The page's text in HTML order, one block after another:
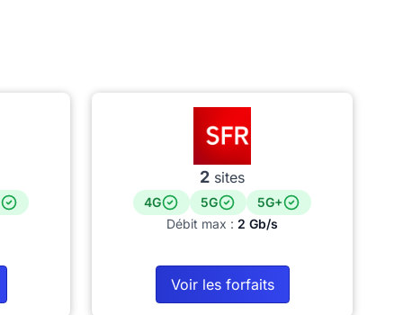
2 sites
4G 5G
5G+
Débit max : 2 Gb/s
Voir les forfaits